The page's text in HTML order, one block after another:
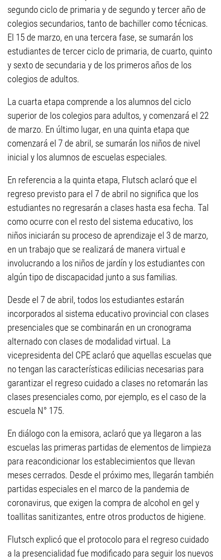
segundo ciclo de primaria y de segundo y tercer año de
colegios secundarios, tanto de bachiller como técnicas.
El 15 de marzo, en una tercera fase, se sumarán los
estudiantes de tercer ciclo de primaria, de cuarto, quinto
y sexto de secundaria y de los primeros años de los
colegios de adultos.
La cuarta etapa comprende a los alumnos del ciclo
superior de los colegios para adultos, y comenzará el 22
de marzo. En último lugar, en una quinta etapa que
comenzará el 7 de abril, se sumarán los niños de nivel
inicial y los alumnos de escuelas especiales.
En referencia a la quinta etapa, Flutsch aclaró que el
regreso previsto para el 7 de abril no significa que los
estudiantes no regresarán a clases hasta esa fecha. Tal
como ocurre con el resto del sistema educativo, los
niños iniciarán su proceso de aprendizaje el 3 de marzo,
en un trabajo que se realizará de manera virtual e
involucrando a los niños de jardín y los estudiantes con
algún tipo de discapacidad junto a sus familias.
Desde el 7 de abril, todos los estudiantes estarán
incorporados al sistema educativo provincial con clases
presenciales que se combinarán en un cronograma
alternado con clases de modalidad virtual. La
vicepresidenta del CPE aclaró que aquellas escuelas que
no tengan las características edilicias necesarias para
garantizar el regreso cuidado a clases no retomarán las
clases presenciales como, por ejemplo, es el caso de la
escuela N° 175.
En diálogo con la emisora, aclaró que ya llegaron a las
escuelas las primeras partidas de elementos de limpieza
para reacondicionar los establecimientos que llevan
meses cerrados. Desde el próximo mes, llegarán también
partidas especiales en el marco de la pandemia de
coronavirus, que exigen la compra de alcohol en gel y
toallitas sanitizantes, entre otros productos de higiene.
Flutsch explicó que el protocolo para el regreso cuidado
a la presencialidad fue modificado para seguir los nuevos